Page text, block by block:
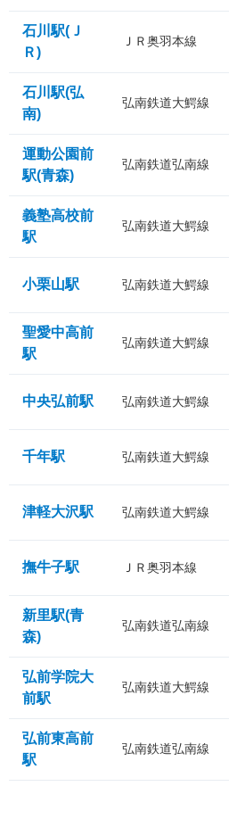
石川駅(Ｊ
Ｒ)
ＪＲ奥羽本線
石川駅(弘
南)
弘南鉄道大鰐線
運動公園前
駅(青森)
弘南鉄道弘南線
義塾高校前
駅
弘南鉄道大鰐線
小栗山駅 弘南鉄道大鰐線
聖愛中高前
駅
弘南鉄道大鰐線
中央弘前駅 弘南鉄道大鰐線
千年駅 弘南鉄道大鰐線
津軽大沢駅 弘南鉄道大鰐線
撫牛子駅 ＪＲ奥羽本線
新里駅(青
森)
弘南鉄道弘南線
弘前学院大
前駅
弘南鉄道大鰐線
弘前東高前
駅
弘南鉄道弘南線